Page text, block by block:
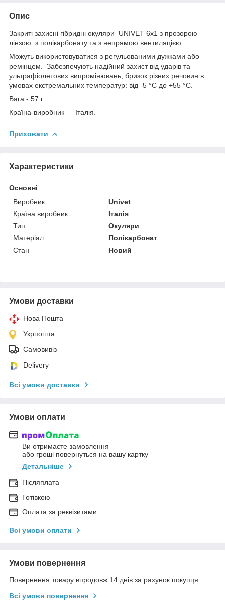
Опис
Закриті захисні гібридні окуляри UNIVET 6х1 з прозорою
лінзою з полікарбонату та з непрямою вентиляцією.
Можуть використовуватися з регульованими дужками або
ремінцем. Забезпечують надійний захист від ударів та
ультрафіолетових випромінювань, бризок різних речовин в
умовах екстремальних температур: від -5 °C до +55 °C.
Вага - 57 г.
Країна-виробник — Італія.
Приховати
Характеристики
Основні
Виробник
Univet
Країна виробник
Італія
Тип
Окуляри
Матеріал
Полікарбонат
Стан
Новий
Умови доставки
Нова Пошта
Укрпошта
Самовивіз
Delivery
Всі умови доставки
Умови оплати
Ви отримаєте замовлення
або гроші повернуться на вашу картку
Детальніше
Післяплата
Готівкою
Оплата за реквізитами
Всі умови оплати
Умови повернення
Повернення товару впродовж 14 днів за рахунок покупця
Всі умови повернення